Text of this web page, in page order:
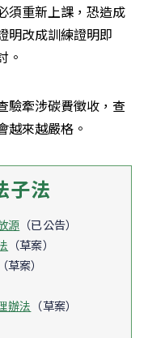
須重新上課，恐造成
明改成訓練證明即
。
驗牽涉碳費徵收，查
越來越嚴格。
子法
源 （已公告）
（草案）
（草案）
辦法 （草案）